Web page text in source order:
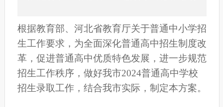
根据教育部、河北省教育厅关于普通中小学招
生工作要求，为全面深化普通高中招生制度改
革，促进普通高中优质特色发展，进一步规范
招生工作秩序，做好我市2024普通高中学校
招生录取工作，结合我市实际，制定本方案。